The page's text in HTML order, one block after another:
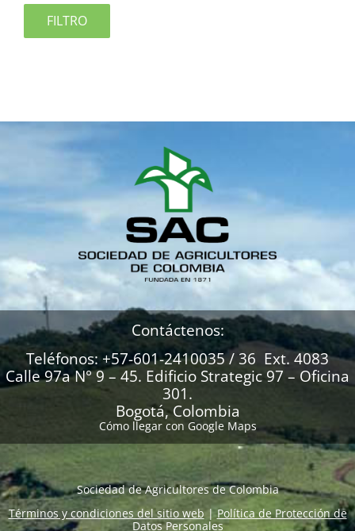
FILTRO
Contáctenos:
Teléfonos: +57-601-2410035 / 36 Ext. 4083
Calle 97a N° 9 – 45. Edificio Strategic 97 – Oficina
301.
Bogotá, Colombia
Cómo llegar con Google Maps
Sociedad de Agricultores de Colombia
Términos y condiciones del sitio web|Política de Protección de
Datos Personales